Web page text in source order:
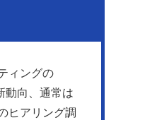
ィングの
動向、通常は
ヒアリング調